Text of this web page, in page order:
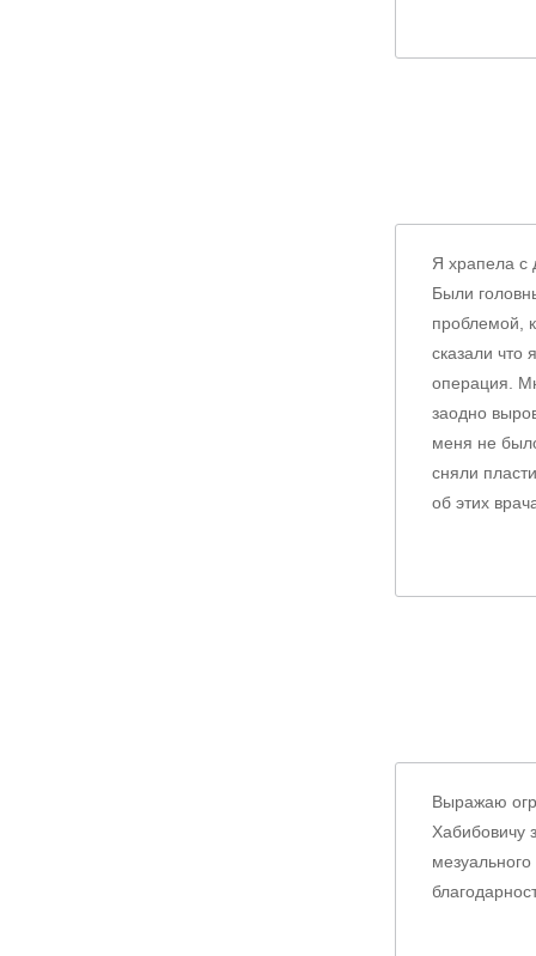
Я храпела с
Были
проблемой,
сказали что
операция.
заодно
меня не
сняли
об этих
Выражаю
Хабибовичу